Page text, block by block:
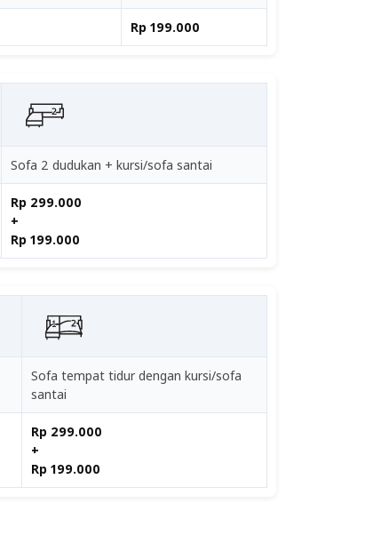
Rp 199.000
Sofa 2 dudukan + kursi/sofa santai
Rp 299.000
+
Rp 199.000
Sofa tempat tidur dengan kursi/sofa
santai
Rp 299.000
+
Rp 199.000